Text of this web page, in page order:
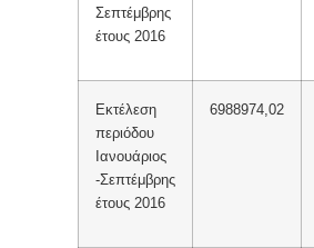
Σεπτέμβρης
έτους 2016
Εκτέλεση
περιόδου
Ιανουάριος
-Σεπτέμβρης
έτους 2016
6988974,02